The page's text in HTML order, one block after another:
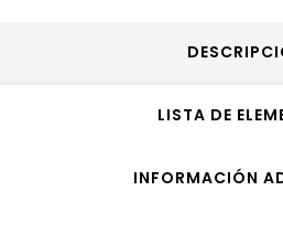
LISTA DE
INFORMACIÓN